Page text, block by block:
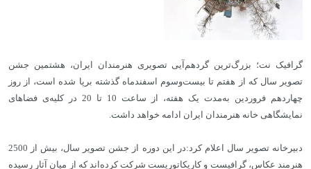
گرافیک نت؛ بزرگ‌ترین گردهم‌آیی تصویری هنرمندان ایران، هشتمین جشن
تصویر سال که از هفتم تا بیست‌وسوم اسفندماه گذشته برپا شده است، از روز
چهاردهم فروردین به‌مدت یک هفته،‌ از ساعت 10 تا 20 در کلیه‌ی فضاهای
نمایشگاهی خانه هنرمندان ایران ادامه خواهد داشت.
دبیرخانه تصویر سال اعلام کرد:در این دوره از جشن تصویر سال، بیش از 2500
هنرمند عکاس، گرافیست و کاریکاتوریست شرکت کرده‌اند که از میان آثار رسیده